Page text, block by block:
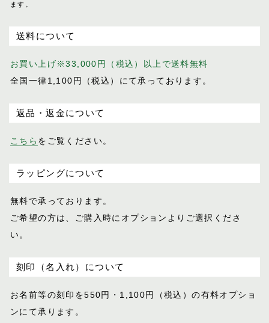
レザーケア用品
おすすめギフト
価格見直しました
オーダーメイド
ドレッサージュ
トロット
バケット
パッサージュ
ハロン
バロン
ピント
フェル
プランス
ます。
送料について
お買い上げ※33,000円（税込）以上で送料無料
全国一律1,100円（税込）にて承っております。
返品・返金について
こちら をご覧ください。
ラッピングについて
無料で承っております。
ご希望の方は、ご購入時にオプションより ご選択くださ
い。
刻印（名入れ）について
お名前等の刻印を550円・1,100円（税込）の有料オプショ
ンにて承ります。